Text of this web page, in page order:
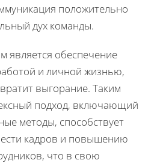
положительно
дух команды.
является обеспечение
и личной жизнью,
выгорание. Таким
подход, включающий
методы, способствует
кадров и повышению
что в свою